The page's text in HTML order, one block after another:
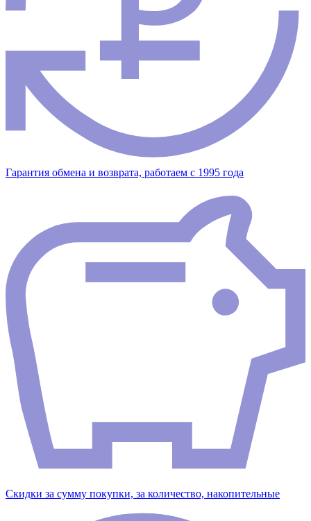
Гарантия обмена и возврата, работаем с 1995 года
Скидки за сумму покупки, за количество, накопительные